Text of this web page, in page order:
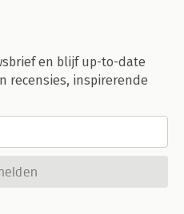
en blijf up-to-date
recensies, inspirerende